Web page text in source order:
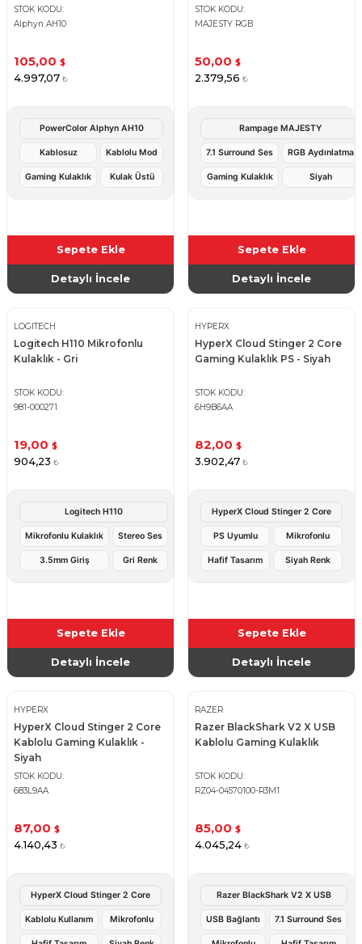
STOK KODU
Alphyn AH10
105,00 $
4.997,07 ₺
PowerColor Alphyn AH10
Kablosuz Kablolu Mod
Gaming Kulaklık Kulak Üstü
Sepete Ekle
Detaylı İncele
STOK KODU
MAJESTY RGB
50,00 $
2.379,56 ₺
Rampage MAJESTY
7.1 Surround Ses RGB Aydınlatma
Gaming Kulaklık Siyah
Sepete Ekle
Detaylı İncele
LOGITECH
Logitech H110 Mikrofonlu
Kulaklık - Gri
STOK KODU
981-000271
19,00 $
904,23 ₺
Logitech H110
Mikrofonlu Kulaklık Stereo Ses
3.5mm Giriş Gri Renk
Sepete Ekle
Detaylı İncele
HYPERX
HyperX Cloud Stinger 2 Core
Gaming Kulaklık PS - Siyah
STOK KODU
6H9B6AA
82,00 $
3.902,47 ₺
HyperX Cloud Stinger 2 Core
PS Uyumlu Mikrofonlu
Hafif Tasarım Siyah Renk
Sepete Ekle
Detaylı İncele
HYPERX
HyperX Cloud Stinger 2 Core
Kablolu Gaming Kulaklık -
Siyah
STOK KODU
683L9AA
87,00 $
4.140,43 ₺
HyperX Cloud Stinger 2 Core
Kablolu Kullanım Mikrofonlu
RAZER
Razer BlackShark V2 X USB
Kablolu Gaming Kulaklık
STOK KODU
RZ04-04570100-R3M1
85,00 $
4.045,24 ₺
Razer BlackShark V2 X USB
USB Bağlantı 7.1 Surround Ses